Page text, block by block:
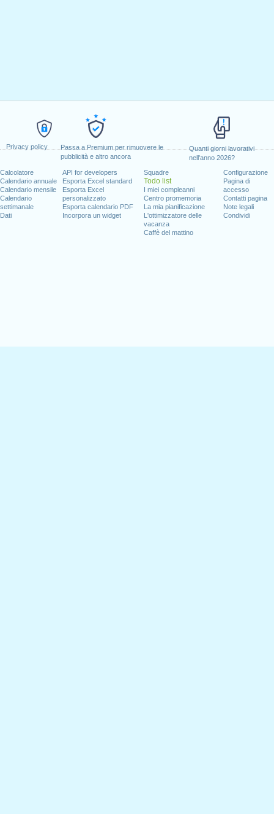
Privacy policy
Passa a Premium per rimuovere le
pubblicità e altro ancora
Quanti giorni lavorativi
nell'anno 2026?
Calcolatore
Calendario annuale
Calendario mensile
Calendario
settimanale
Dati
API for developers
Esporta Excel standard
Esporta Excel
personalizzato
Esporta calendario PDF
Incorpora un widget
Squadre
Todo list
I miei compleanni
Centro promemoria
La mia pianificazione
L'ottimizzatore delle
vacanza
Caffè del mattino
Configurazione
Pagina di
accesso
Contatti pagina
Note legali
Condividi